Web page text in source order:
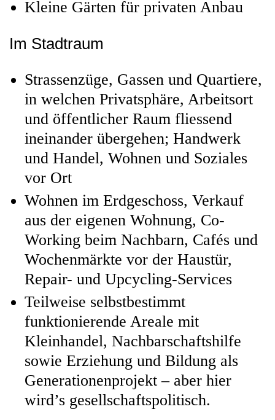
Kleine Gärten für privaten Anbau
Im Stadtraum
Strassenzüge, Gassen und Quartiere,
in welchen Privatsphäre, Arbeitsort
und öffentlicher Raum fliessend
ineinander übergehen; Handwerk
und Handel, Wohnen und Soziales
vor Ort
Wohnen im Erdgeschoss, Verkauf
aus der eigenen Wohnung, Co-
Working beim Nachbarn, Cafés und
Wochenmärkte vor der Haustür,
Repair- und Upcycling-Services
Teilweise selbstbestimmt
funktionierende Areale mit
Kleinhandel, Nachbarschaftshilfe
sowie Erziehung und Bildung als
Generationenprojekt – aber hier
wird’s gesellschaftspolitisch.